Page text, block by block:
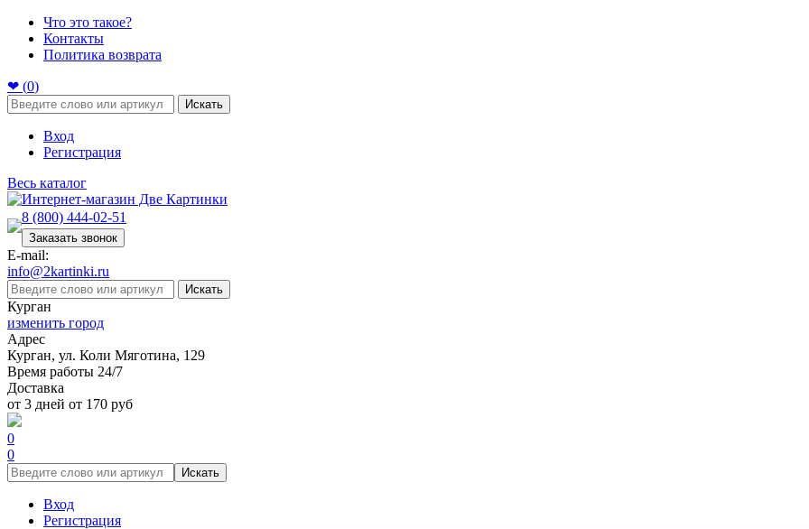
Что это такое?
Контакты
Политика возврата
❤ (0)
Искать
Вход
Регистрация
Весь каталог
8 (800) 444-02-51
Заказать звонок
E-mail:
info@2kartinki.ru
Искать
Курган
изменить город
Адрес
Курган, ул. Коли Мяготина, 129
Время работы 24/7
Доставка
от 3 дней от 170 руб
0
0
Искать
Вход
Регистрация